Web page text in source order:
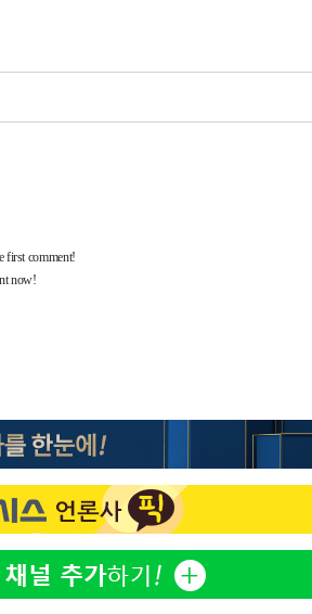
"서장훈,
450억에
2
3
"여군 지
다"…707